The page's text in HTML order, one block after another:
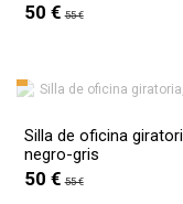
50 € 55 €
Silla de oficina
negro-gris
50 € 55 €